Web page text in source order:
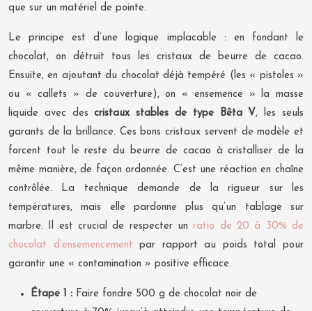
que sur un matériel de pointe.
Le principe est d’une logique implacable : en fondant le
chocolat, on détruit tous les cristaux de beurre de cacao.
Ensuite, en ajoutant du chocolat déjà tempéré (les « pistoles »
ou « callets » de couverture), on « ensemence » la masse
liquide avec descristaux stables de type Bêta V, les seuls
garants de la brillance. Ces bons cristaux servent de modèle et
forcent tout le reste du beurre de cacao à cristalliser de la
même manière, de façon ordonnée. C’est une réaction en chaîne
contrôlée. La technique demande de la rigueur sur les
températures, mais elle pardonne plus qu’un tablage sur
marbre. Il est crucial de respecter unratio de 20 à 30% de
chocolat d’ensemencement par rapport au poids total pour
garantir une « contamination » positive efficace.
Étape 1 : Faire fondre 500 g de chocolat noir de